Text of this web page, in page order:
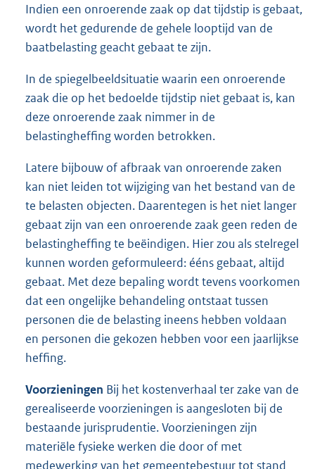
Indien een onroerende zaak op dat tijdstip is gebaat,
wordt het gedurende de gehele looptijd van de
baatbelasting geacht gebaat te zijn.
In de spiegelbeeldsituatie waarin een onroerende
zaak die op het bedoelde tijdstip niet gebaat is, kan
deze onroerende zaak nimmer in de
belastingheffing worden betrokken.
Latere bijbouw of afbraak van onroerende zaken
kan niet leiden tot wijziging van het bestand van de
te belasten objecten. Daarentegen is het niet langer
gebaat zijn van een onroerende zaak geen reden de
belastingheffing te beëindigen. Hier zou als stelregel
kunnen worden geformuleerd: ééns gebaat, altijd
gebaat. Met deze bepaling wordt tevens voorkomen
dat een ongelijke behandeling ontstaat tussen
personen die de belasting ineens hebben voldaan
en personen die gekozen hebben voor een jaarlijkse
heffing.
Voorzieningen Bij het kostenverhaal ter zake van de
gerealiseerde voorzieningen is aangesloten bij de
bestaande jurisprudentie. Voorzieningen zijn
materiële fysieke werken die door of met
medewerking van het gemeentebestuur tot stand